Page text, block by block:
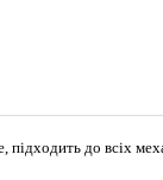
до всіх